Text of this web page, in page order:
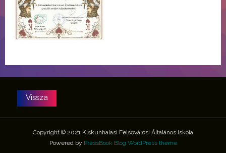
Copyright © 2021 Kiskunhalasi Felsővárosi Általános Iskola
Powered by PressBook Blog WordPress theme